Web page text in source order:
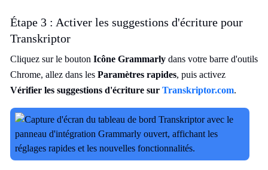
Étape 3 : Activer les suggestions d'écriture pour
Transkriptor
Cliquez sur le bouton Icône Grammarly dans votre barre d'outils
Chrome, allez dans les Paramètres rapides, puis activez
Vérifier les suggestions d'écriture sur Transkriptor.com.